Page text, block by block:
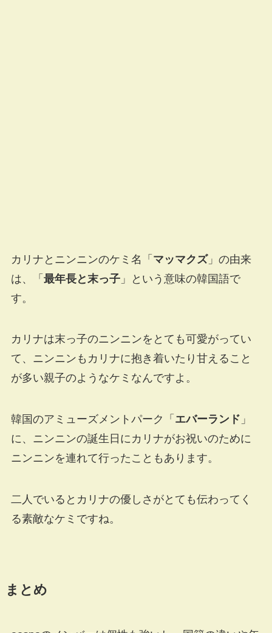
カリナとニンニンのケミ名「 マッマクズ」の由来
は、「 最年長と末っ子」という意味の韓国語で
す。
カリナは末っ子のニンニンをとても可愛がってい
て、ニンニンもカリナに抱き着いたり甘えること
が多い親子のようなケミなんですよ。
韓国のアミューズメントパーク「 エバーランド 」
に、ニンニンの誕生日にカリナがお祝いのために
ニンニンを連れて行ったこともあります。
二人でいるとカリナの優しさがとても伝わってく
る素敵なケミですね。
まとめ